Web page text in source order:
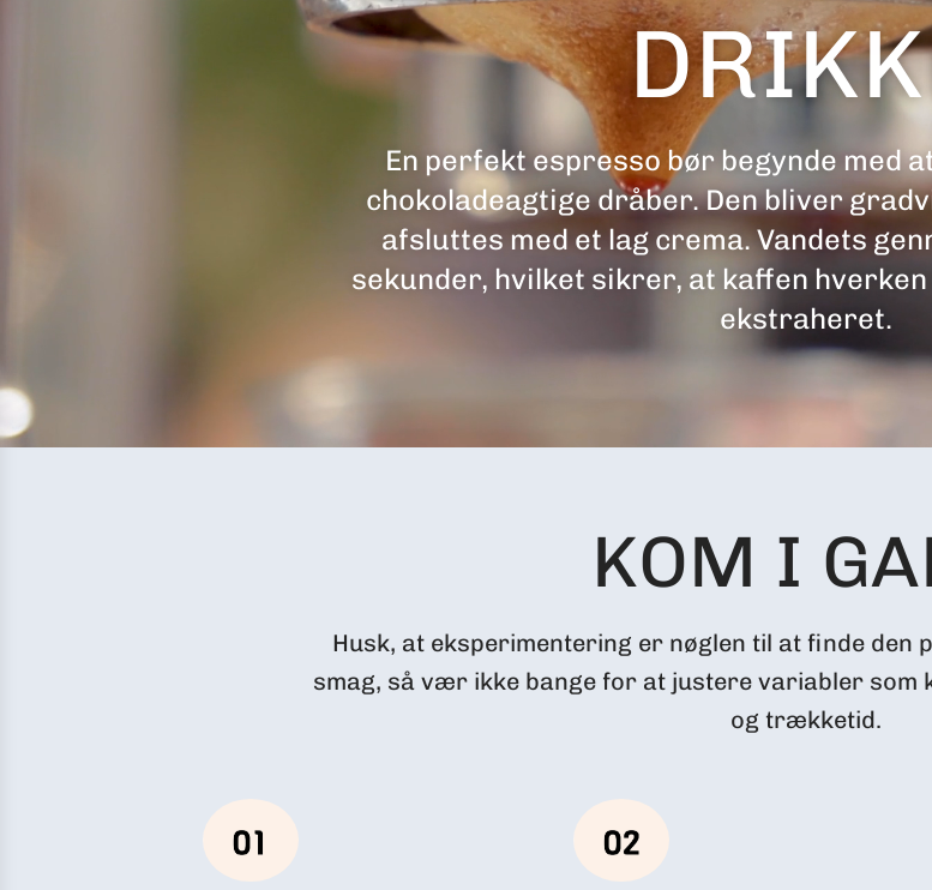
En perfekt espresso bør begynde med
chokoladeagtige dråber. Den bliver
afsluttes med et lag crema. Vandets
sekunder, hvilket sikrer, at kaffen
ekstraheret.
KOM I
Husk, at eksperimentering er nøglen til at finde den
smag, så vær ikke bange for at justere variabler
og trækketid.